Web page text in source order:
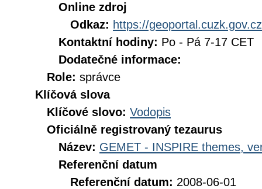
Online zdroj
Odkaz: https://geoportal.cuzk.gov.cz
Kontaktní hodiny: Po - Pá 7-17 CET
Dodatečné informace:
Role: správce
Klíčová slova
Klíčové slovo: Vodopis
Oficiálně registrovaný tezaurus
Název: GEMET - INSPIRE themes,
Referenční datum
Referenční datum: 2008-06-01